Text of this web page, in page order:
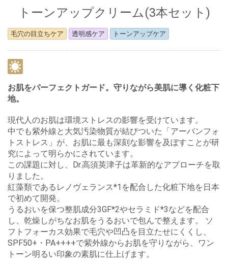
トーンアップクリーム(3本セット)
毛穴の目立ちケア 透明感ケア トーンアップケア
お肌をパーフェクトガード。守りながら美肌に導く化粧下
地。
現代人のお肌は環境ストレスの影響を受けています。
中でも紫外線と大気汚染物質が結びついた「アーバンフォ
トストレス」が、お肌に最も深刻な影響を及ぼすことが研
究によって明らかにされています。
この課題に対し、Dr.高須英津子は革新的なアプローチを取
りました。
紅藻類であるレノヴェランス*1を配合した化粧下地を日本
で初めて開発。
うるおいを保つ整肌成分3GF*2やセラミド*3などを配合
し、乾燥しがちなお肌をうるおいで包んで整えます。 ソ
フトフォーカス効果で毛穴や凹凸を目立たせにくくし、
SPF50+・PA++++で紫外線からお肌を守りながら、ワン
トーン明るい印象の素肌に仕上げます。